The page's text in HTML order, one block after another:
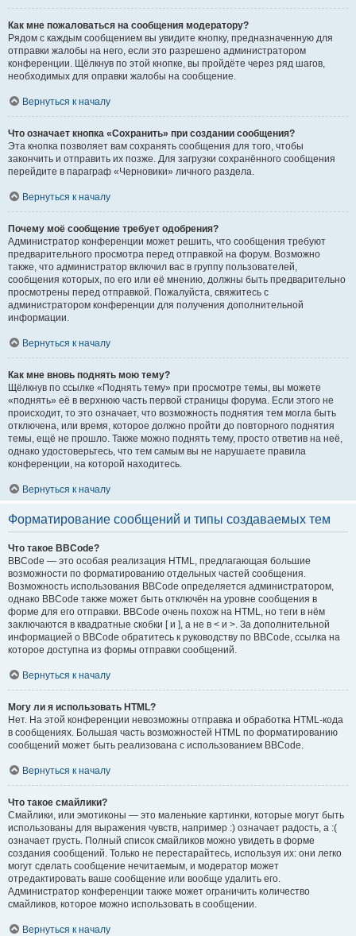
Как мне пожаловаться на сообщения модератору?
Рядом с каждым сообщением вы увидите кнопку, предназначенную для
отправки жалобы на него, если это разрешено администратором
конференции. Щёлкнув по этой кнопке, вы пройдёте через ряд шагов,
необходимых для оправки жалобы на сообщение.
Вернуться к началу
Что означает кнопка «Сохранить» при создании сообщения?
Эта кнопка позволяет вам сохранять сообщения для того, чтобы
закончить и отправить их позже. Для загрузки сохранённого сообщения
перейдите в параграф «Черновики» личного раздела.
Вернуться к началу
Почему моё сообщение требует одобрения?
Администратор конференции может решить, что сообщения требуют
предварительного просмотра перед отправкой на форум. Возможно
также, что администратор включил вас в группу пользователей,
сообщения которых, по его или её мнению, должны быть предварительно
просмотрены перед отправкой. Пожалуйста, свяжитесь с
администратором конференции для получения дополнительной
информации.
Вернуться к началу
Как мне вновь поднять мою тему?
Щёлкнув по ссылке «Поднять тему» при просмотре темы, вы можете
«поднять» её в верхнюю часть первой страницы форума. Если этого не
происходит, то это означает, что возможность поднятия тем могла быть
отключена, или время, которое должно пройти до повторного поднятия
темы, ещё не прошло. Также можно поднять тему, просто ответив на неё,
однако удостоверьтесь, что тем самым вы не нарушаете правила
конференции, на которой находитесь.
Вернуться к началу
Форматирование сообщений и типы создаваемых тем
Что такое BBCode?
BBCode — это особая реализация HTML, предлагающая большие
возможности по форматированию отдельных частей сообщения.
Возможность использования BBCode определяется администратором,
однако BBCode также может быть отключён на уровне сообщения в
форме для его отправки. BBCode очень похож на HTML, но теги в нём
заключаются в квадратные скобки [ и ], а не в < и >. За дополнительной
информацией о BBCode обратитесь к руководству по BBCode, ссылка на
которое доступна из формы отправки сообщений.
Вернуться к началу
Могу ли я использовать HTML?
Нет. На этой конференции невозможны отправка и обработка HTML-кода
в сообщениях. Большая часть возможностей HTML по форматированию
сообщений может быть реализована с использованием BBCode.
Вернуться к началу
Что такое смайлики?
Смайлики, или эмотиконы — это маленькие картинки, которые могут быть
использованы для выражения чувств, например :) означает радость, а :(
означает грусть. Полный список смайликов можно увидеть в форме
создания сообщений. Только не перестарайтесь, используя их: они легко
могут сделать сообщение нечитаемым, и модератор может
отредактировать ваше сообщение или вообще удалить его.
Администратор конференции также может ограничить количество
смайликов, которое можно использовать в сообщении.
Вернуться к началу